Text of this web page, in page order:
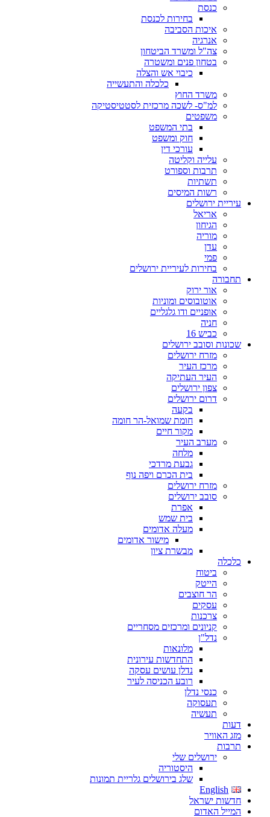
כנסת
בחירות לכנסת
איכות הסביבה
אנרגיה
צה"ל ומשרד הביטחון
בטחון פנים ומשטרה
כיבוי אש והצלה
כלכלה והתעשייה
משרד החוץ
למ"ס- לשכה מרכזית לסטטיסטיקה
משפטים
בתי המשפט
חוק ומשפט
עורכי דין
עלייה וקליטה
תרבות וספורט
תשתיות
רשות המיסים
עיריית ירושלים
אריאל
הגיחון
מוריה
עדן
פמי
בחירות לעיריית ירושלים
תחבורה
אור ירוק
אוטובוסים ומוניות
אופניים ודו גלגליים
חניה
כביש 16
שכונות וסובב ירושלים
מזרח ירושלים
מרכז העיר
העיר העתיקה
צפון ירושלים
דרום ירושלים
בקעה
חומת שמואל-הר חומה
מקור חיים
מערב העיר
מלחה
גבעת מרדכי
בית הכרם ויפה נוף
מזרח ירושלים
סובב ירושלים
אפרת
בית שמש
מעלה אדומים
מישור אדומים
מבשרת ציון
כלכלה
ביטוח
הייטק
הר חוצבים
עסקים
צרכנות
קניונים ומרכזים מסחריים
נדל"ן
מלונאות
התחדשות עירונית
נדלן עושים עסקה
רובע הכניסה לעיר
כנסי נדלן
תעסוקה
תעשיה
דעות
מזג האוויר
תרבות
ירושלים שלי
היסטוריה
שלג בירושלים גלריית תמונות
English
חדשות ישראל
המייל האדום